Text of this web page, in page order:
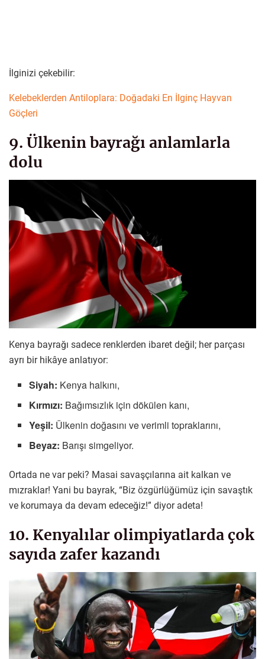
İlginizi çekebilir:
Kelebeklerden Antiloplara: Doğadaki En İlginç Hayvan
Göçleri
9. Ülkenin bayrağı anlamlarla
dolu
Kenya bayrağı sadece renklerden ibaret değil; her parçası
ayrı bir hikâye anlatıyor:
Siyah: Kenya halkını,
Kırmızı: Bağımsızlık için dökülen kanı,
Yeşil: Ülkenin doğasını ve verimli topraklarını,
Beyaz: Barışı simgeliyor.
Ortada ne var peki? Masai savaşçılarına ait kalkan ve
mızraklar! Yani bu bayrak, “Biz özgürlüğümüz için savaştık
ve korumaya da devam edeceğiz!” diyor adeta!
10. Kenyalılar olimpiyatlarda çok
sayıda zafer kazandı